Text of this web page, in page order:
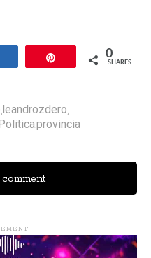
0
SHARES
,leandrozdero,
,provincia